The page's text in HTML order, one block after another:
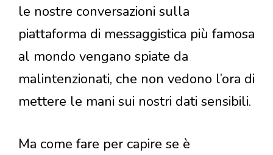
le nostre conversazioni sulla
piattaforma di messaggistica più famosa
al mondo vengano spiate da
malintenzionati, che non vedono l’ora di
mettere le mani sui nostri dati sensibili.
Ma come fare per capire se è